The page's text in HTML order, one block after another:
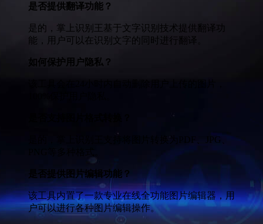
是否提供翻译功能？
是的，掌上识别王基于文字识别技术提供翻译功
能，用户可以在识别文字的同时进行翻译。
如何保护用户隐私？
是的，掌上识别王支持将图片转换为PDF、JPG、
是否提供图片编辑功能？
该工具内置了一款专业在线全功能图片编辑器，用
户可以进行各种图片编辑操作。